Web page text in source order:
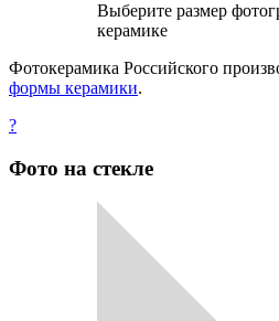
Выберите размер
керамике
Фотокерамика Российского
формы керамики.
?
Фото на стекле